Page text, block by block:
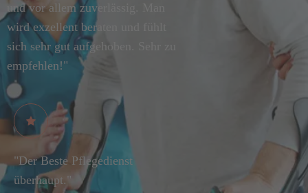
und vor allem zuverlässig. Man
wird exzellent beraten und fühlt
sich sehr gut aufgehoben. Sehr zu
empfehlen!"
"Der Beste Pflegedienst
überhaupt."